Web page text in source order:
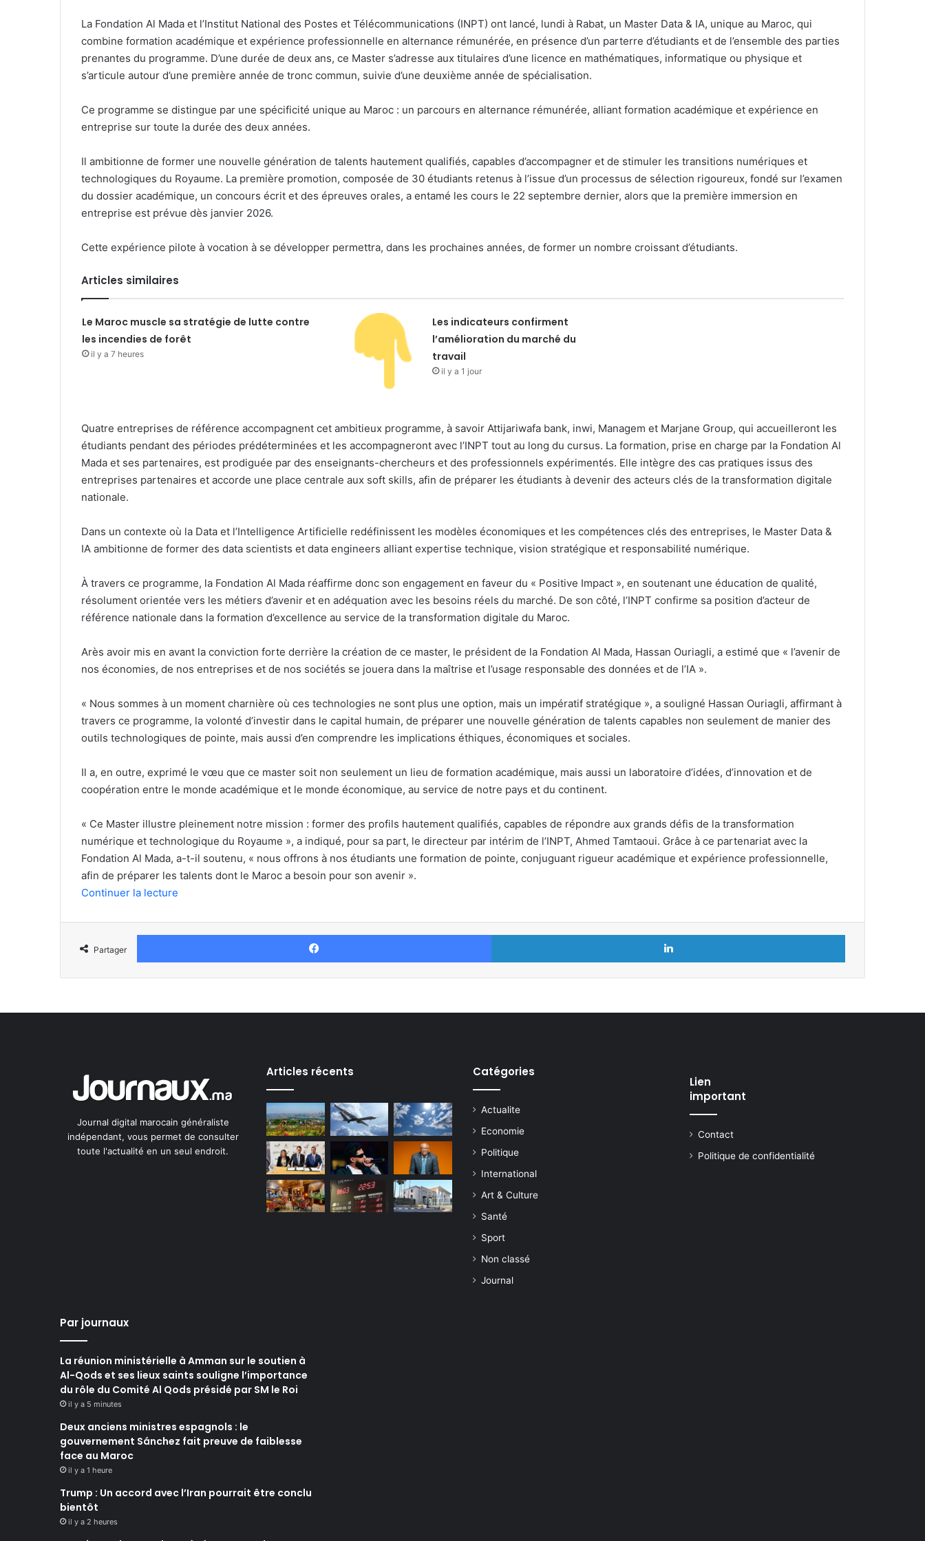
La Fondation Al Mada et l’Institut National des Postes et Télécommunications (INPT) ont lancé, lundi à Rabat, un Master Data & IA, unique au Maroc, qui
combine formation académique et expérience professionnelle en alternance rémunérée, en présence d’un parterre d’étudiants et de l’ensemble des parties
prenantes du programme. D’une durée de deux ans, ce Master s’adresse aux titulaires d’une licence en mathématiques, informatique ou physique et
s’articule autour d’une première année de tronc commun, suivie d’une deuxième année de spécialisation.
Ce programme se distingue par une spécificité unique au Maroc : un parcours en alternance rémunérée, alliant formation académique et expérience en
entreprise sur toute la durée des deux années.
Il ambitionne de former une nouvelle génération de talents hautement qualifiés, capables d’accompagner et de stimuler les transitions numériques et
technologiques du Royaume. La première promotion, composée de 30 étudiants retenus à l’issue d’un processus de sélection rigoureux, fondé sur l’examen
du dossier académique, un concours écrit et des épreuves orales, a entamé les cours le 22 septembre dernier, alors que la première immersion en
entreprise est prévue dès janvier 2026.
Cette expérience pilote à vocation à se développer permettra, dans les prochaines années, de former un nombre croissant d’étudiants.
Articles similaires
Le Maroc muscle sa stratégie de lutte contre
les incendies de forêt
il y a 7 heures
Les indicateurs confirment
l’amélioration du marché du
travail
il y a 1 jour
Quatre entreprises de référence accompagnent cet ambitieux programme, à savoir Attijariwafa bank, inwi, Managem et Marjane Group, qui accueilleront les
étudiants pendant des périodes prédéterminées et les accompagneront avec l’INPT tout au long du cursus. La formation, prise en charge par la Fondation Al
Mada et ses partenaires, est prodiguée par des enseignants-chercheurs et des professionnels expérimentés. Elle intègre des cas pratiques issus des
entreprises partenaires et accorde une place centrale aux soft skills, afin de préparer les étudiants à devenir des acteurs clés de la transformation digitale
nationale.
Dans un contexte où la Data et l’Intelligence Artificielle redéfinissent les modèles économiques et les compétences clés des entreprises, le Master Data &
IA ambitionne de former des data scientists et data engineers alliant expertise technique, vision stratégique et responsabilité numérique.
À travers ce programme, la Fondation Al Mada réaffirme donc son engagement en faveur du « Positive Impact », en soutenant une éducation de qualité,
résolument orientée vers les métiers d’avenir et en adéquation avec les besoins réels du marché. De son côté, l’INPT confirme sa position d’acteur de
référence nationale dans la formation d’excellence au service de la transformation digitale du Maroc.
Arès avoir mis en avant la conviction forte derrière la création de ce master, le président de la Fondation Al Mada, Hassan Ouriagli, a estimé que « l’avenir de
nos économies, de nos entreprises et de nos sociétés se jouera dans la maîtrise et l’usage responsable des données et de l’IA ».
« Nous sommes à un moment charnière où ces technologies ne sont plus une option, mais un impératif stratégique », a souligné Hassan Ouriagli, affirmant à
travers ce programme, la volonté d’investir dans le capital humain, de préparer une nouvelle génération de talents capables non seulement de manier des
outils technologiques de pointe, mais aussi d’en comprendre les implications éthiques, économiques et sociales.
Il a, en outre, exprimé le vœu que ce master soit non seulement un lieu de formation académique, mais aussi un laboratoire d’idées, d’innovation et de
coopération entre le monde académique et le monde économique, au service de notre pays et du continent.
« Ce Master illustre pleinement notre mission : former des profils hautement qualifiés, capables de répondre aux grands défis de la transformation
numérique et technologique du Royaume », a indiqué, pour sa part, le directeur par intérim de l’INPT, Ahmed Tamtaoui. Grâce à ce partenariat avec la
Fondation Al Mada, a-t-il soutenu, « nous offrons à nos étudiants une formation de pointe, conjuguant rigueur académique et expérience professionnelle,
afin de préparer les talents dont le Maroc a besoin pour son avenir ».
Continuer la lecture
Partager
Facebook Linkedin
Journal digital marocain généraliste
indépendant, vous permet de consulter
toute l'actualité en un seul endroit.
Articles récents Catégories
Actualite
Economie
Politique
International
Art & Culture
Santé
Sport
Non classé
Journal
Lien
important
Contact
Politique de confidentialité
Par journaux
La réunion ministérielle à Amman sur le soutien à
Al-Qods et ses lieux saints souligne l’importance
du rôle du Comité Al Qods présidé par SM le Roi
il y a 5 minutes
Deux anciens ministres espagnols : le
gouvernement Sánchez fait preuve de faiblesse
face au Maroc
il y a 1 heure
Trump : Un accord avec l’Iran pourrait être conclu
bientôt
il y a 2 heures